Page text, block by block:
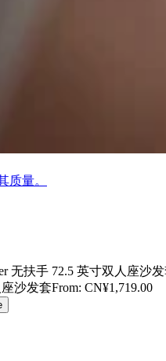
质量。
无扶手 72.5 英寸双人座沙
沙发套From: CN¥1,719.00